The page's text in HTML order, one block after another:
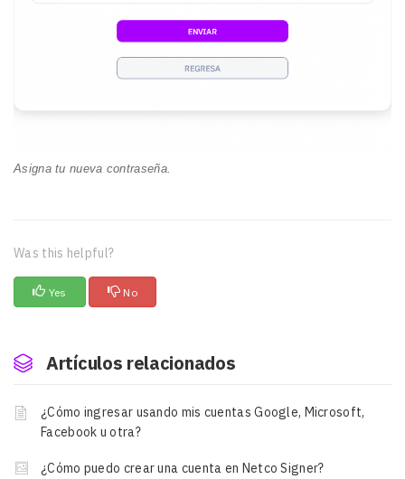
Asigna tu nueva contraseña.
Was this helpful?
Yes No
Artículos relacionados
¿Cómo ingresar usando mis cuentas Google, Microsoft,
Facebook u otra?
¿Cómo puedo crear una cuenta en Netco Signer?